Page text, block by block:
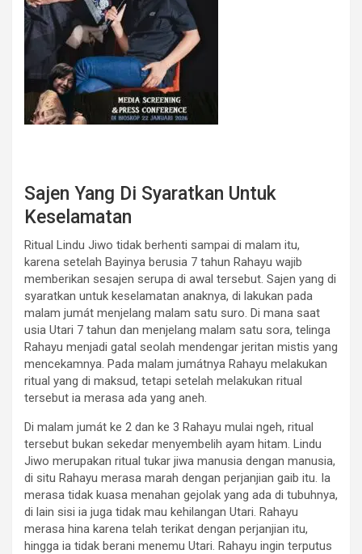
Sajen Yang Di Syaratkan Untuk
Keselamatan
Ritual Lindu Jiwo tidak berhenti sampai di malam itu,
karena setelah Bayinya berusia 7 tahun Rahayu wajib
memberikan sesajen serupa di awal tersebut. Sajen yang di
syaratkan untuk keselamatan anaknya, di lakukan pada
malam jumát menjelang malam satu suro. Di mana saat
usia Utari 7 tahun dan menjelang malam satu sora, telinga
Rahayu menjadi gatal seolah mendengar jeritan mistis yang
mencekamnya. Pada malam jumátnya Rahayu melakukan
ritual yang di maksud, tetapi setelah melakukan ritual
tersebut ia merasa ada yang aneh.
Di malam jumát ke 2 dan ke 3 Rahayu mulai ngeh, ritual
tersebut bukan sekedar menyembelih ayam hitam. Lindu
Jiwo merupakan ritual tukar jiwa manusia dengan manusia,
di situ Rahayu merasa marah dengan perjanjian gaib itu. Ia
merasa tidak kuasa menahan gejolak yang ada di tubuhnya,
di lain sisi ia juga tidak mau kehilangan Utari. Rahayu
merasa hina karena telah terikat dengan perjanjian itu,
hingga ia tidak berani menemu Utari. Rahayu ingin terputus